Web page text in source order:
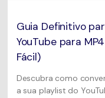
Guia Definitivo
YouTube para
Fácil)
Descubra como
a sua playlist do